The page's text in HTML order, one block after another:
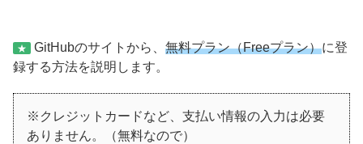
★ GitHubのサイトから、 無料プラン（Freeプラン）に登
録する方法を説明します。
※クレジットカードなど、支払い情報の入力は必要
ありません。（無料なので）